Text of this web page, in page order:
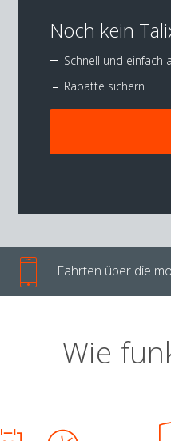
Noch kein
Schnell und einfach
Rabatte sichern
Fahrten über die
Wie